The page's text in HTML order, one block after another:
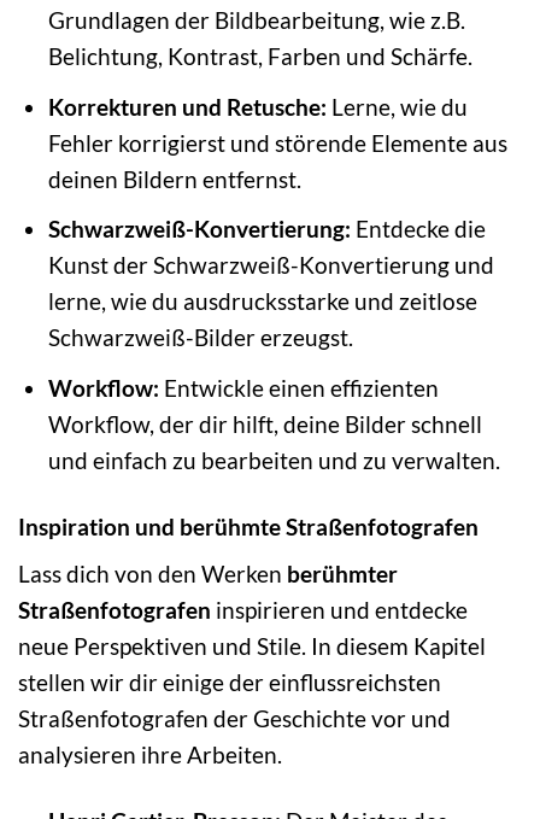
Grundlagen der Bildbearbeitung, wie z.B.
Belichtung, Kontrast, Farben und Schärfe.
Korrekturen und Retusche: Lerne, wie du
Fehler korrigierst und störende Elemente aus
deinen Bildern entfernst.
Schwarzweiß-Konvertierung: Entdecke die
Kunst der Schwarzweiß-Konvertierung und
lerne, wie du ausdrucksstarke und zeitlose
Schwarzweiß-Bilder erzeugst.
Workflow: Entwickle einen effizienten
Workflow, der dir hilft, deine Bilder schnell
und einfach zu bearbeiten und zu verwalten.
Inspiration und berühmte Straßenfotografen
Lass dich von den Werken berühmter
Straßenfotografen inspirieren und entdecke
neue Perspektiven und Stile. In diesem Kapitel
stellen wir dir einige der einflussreichsten
Straßenfotografen der Geschichte vor und
analysieren ihre Arbeiten.